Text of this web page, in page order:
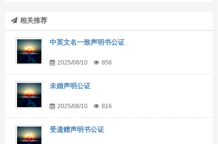
相关推荐
中英文名一致声明书公证
2025/08/10 856
未婚声明公证
2025/08/10 816
受遗赠声明书公证